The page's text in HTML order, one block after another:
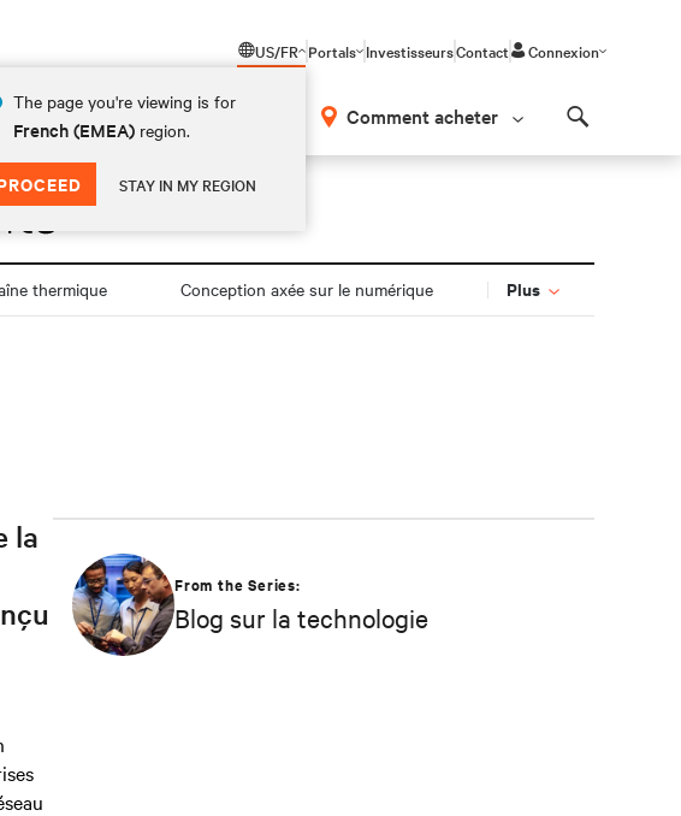
US/FR
The page you're viewing is for
French (EMEA) region.
STAY IN MY REGION
Portals InvestisseursContact Connexion
À propos Comment acheter
thermique Conception axée sur le numérique Plus
la
From the Series:
Blog sur la technologie